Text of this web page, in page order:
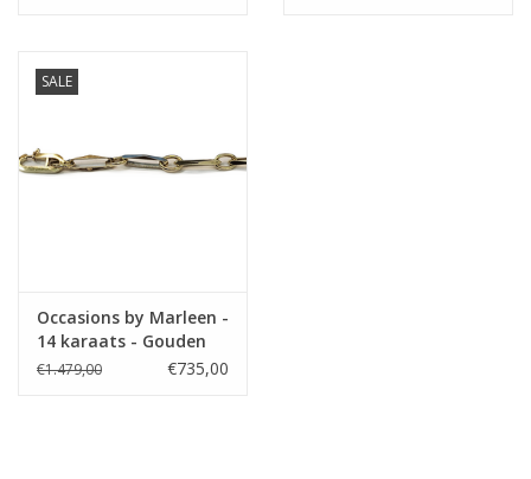
SALE
Occasions by Marleen -
14 karaats - Gouden
armband - Closed for
€1.479,00 €735,00